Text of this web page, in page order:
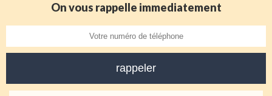
On vous rappelle immediatement